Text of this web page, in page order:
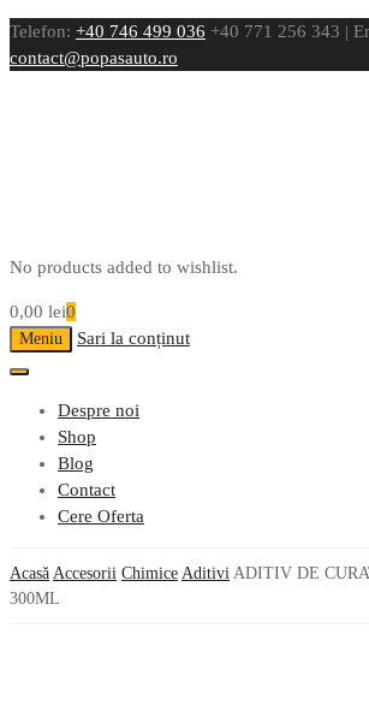
Telefon: +40 746 499 036 +40 771 256 343 |
contact@popasauto.ro
No products added to wishlist.
0,00 lei0
Meniu Sari la conținut
Despre noi
Shop
Blog
Contact
Cere Oferta
Acasă Accesorii Chimice Aditivi ADITIV DE
300ML